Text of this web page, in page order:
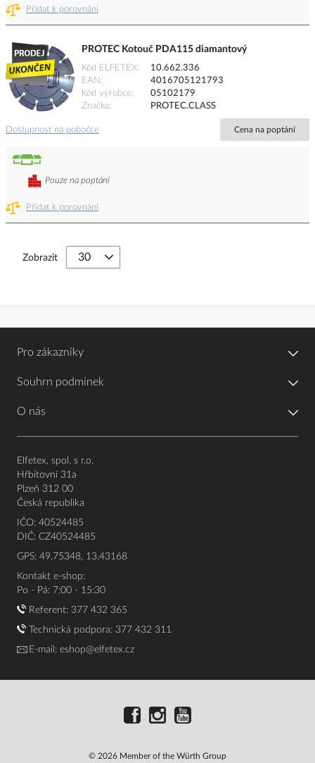
Přidat k porovnání
PROTEC Kotouč PDA115 diamantový
Kód ELFETEX
10.662.336
EAN
4016705121793
Kód výrobce
05102179
Značka
PROTEC.CLASS
Dostupnost na pobočce Cena na poptání
Přidat k porovnání
Pouze na poptání
Zobrazit
Pro zákazníky
Souhrn podmínek
O nás
Elfetex, spol. s r.o.
Hřbitovní 31a
Plzeň 312 00
Česká republika
IČO: 40524485
DIČ: CZ40524485
GPS: 49.75348, 13.43168
Kontakt e-shop:
Po - Pá: 7:00 - 15:30
Referent: 377 432 365
Technická podpora: 377 432 311
E-mail: eshop@elfetex.cz
© 2026 Member of the Würth Group